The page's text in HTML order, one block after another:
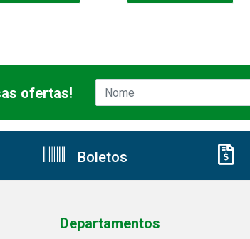
ofertas!
Boletos
Departamentos